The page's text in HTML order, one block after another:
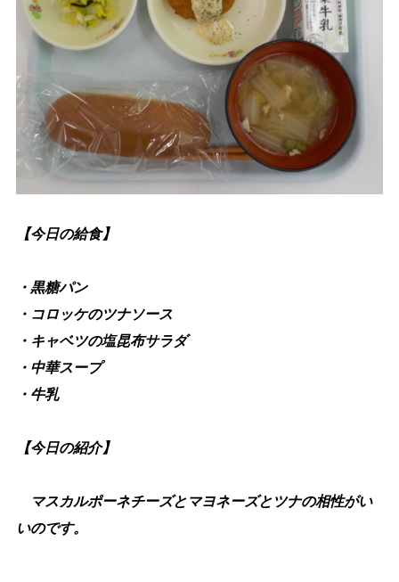
文字サイズ
標準 拡大
色合い
白 黒 黄 青
リセット
【今日の給食】
・黒糖パン
・コロッケのツナソース
・キャベツの塩昆布サラダ
・中華スープ
・牛乳
【今日の紹介】
マスカルポーネチーズとマヨネーズとツナの相性がい
いのです。